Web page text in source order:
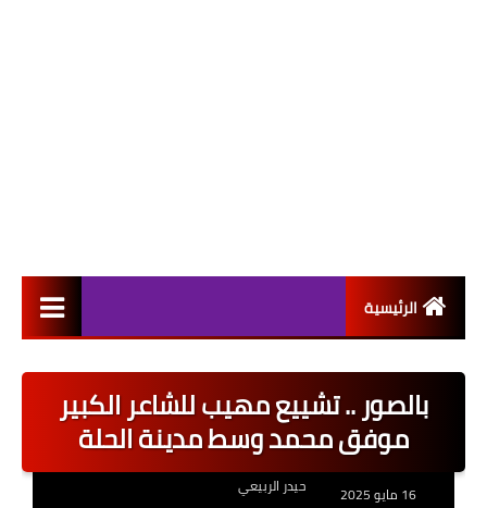
الرئيسية
اخبار القطاع العام
اخبار القطاع الخاص
بالصور .. تشييع مهيب للشاعر الكبير
موفق محمد وسط مدينة الحلة
16 مايو 2025
حيدر الربيعي